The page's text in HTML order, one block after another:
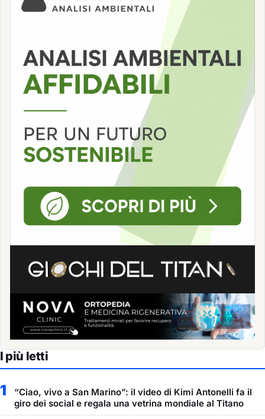
I più letti
1
“Ciao, vivo a San Marino”: il video di Kimi Antonelli fa il
giro dei social e regala una vetrina mondiale al Titano